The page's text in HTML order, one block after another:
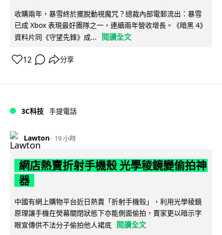
收購兩年，暴雪終於擺脫動視魔咒？總裁內部電郵流出：暴雪
已成 Xbox 表現最好團隊之一，連續兩年營收增長。《暗黑 4》
資料片同《守望先鋒》成...
閱讀全文
12 分享
3C科技 手提電話
Lawton 19 小時
網店熱賣折射手機殼 光學稜鏡變偷拍神
器
中國有網上購物平台近日熱賣「折射手機殼」，利用光學稜鏡
原理讓手機在熒幕關閉狀態下亦能側面偷拍，賣家更以暗示字
眼宣傳供不法分子偷拍他人裙底 閱讀全文